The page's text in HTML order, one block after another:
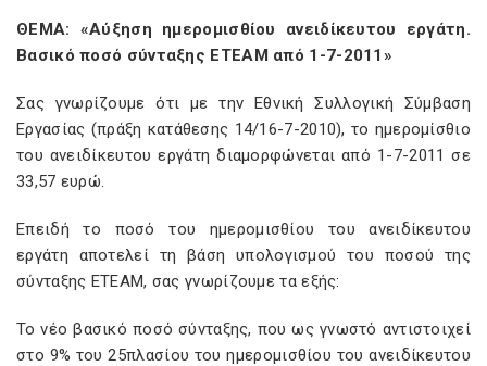
ΘΕΜΑ: «Αύξηση ημερομισθίου ανειδίκευτου εργάτη.
Βασικό ποσό σύνταξης ΕΤΕΑΜ από 1-7-2011»
Σας γνωρίζουμε ότι με την Εθνική Συλλογική Σύμβαση
Εργασίας (πράξη κατάθεσης 14/16-7-2010), το ημερομίσθιο
του ανειδίκευτου εργάτη διαμορφώνεται από 1-7-2011 σε
33,57 ευρώ.
Επειδή το ποσό του ημερομισθίου του ανειδίκευτου
εργάτη αποτελεί τη βάση υπολογισμού του ποσού της
σύνταξης ΕΤΕΑΜ, σας γνωρίζουμε τα εξής:
Το νέο βασικό ποσό σύνταξης, που ως γνωστό αντιστοιχεί
στο 9% του 25πλασίου του ημερομισθίου του ανειδίκευτου